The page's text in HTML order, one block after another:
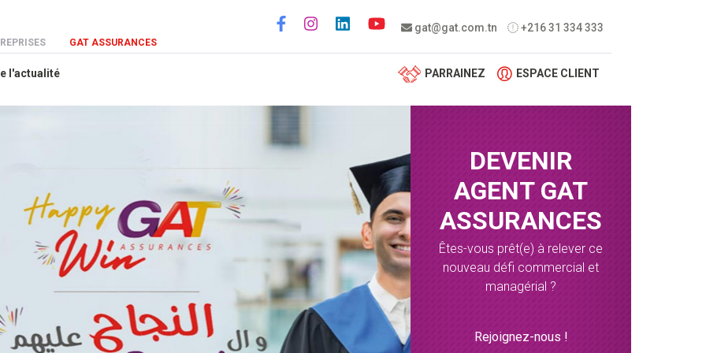
GAT ASSURANCES
gat@gat.com.tn +216 31 334 333
Social menu
l'actualité PARRAINEZ ESPACE CLIENT
En savoir plus
DEVENIR
AGENT GAT
ASSURANCES
Êtes-vous prêt(e) à relever ce
nouveau défi commercial et
managérial ?
Rejoignez-nous !